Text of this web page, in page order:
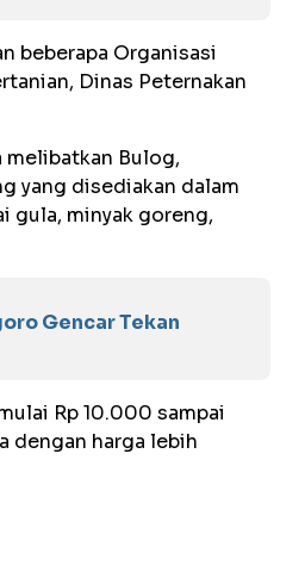
beberapa Organisasi
Dinas Peternakan
melibatkan Bulog,
yang disediakan dalam
gula, minyak goreng,
Gencar Tekan
Rp 10.000 sampai
dengan harga lebih